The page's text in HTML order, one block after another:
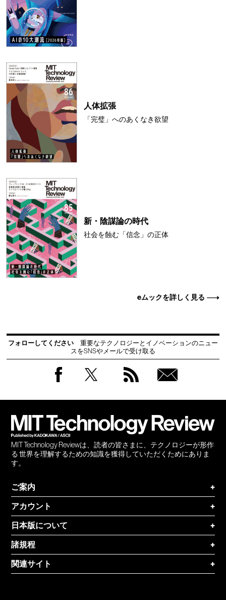
人体拡張
「完璧」へのあくなき欲望
新・陰謀論の時代
社会を蝕む「信念」の正体
eムックを詳しく見る
フォローしてください
重要なテクノロジーとイノベーションのニュー
スをSNSやメールで受け取る
MIT Technology Reviewは、読者の皆さまに、テクノロジーが形作
る 世界を理解するための知識を獲得していただくためにありま
す。
ご案内
+
アカウント
+
日本版について
+
諸規程
+
関連サイト
+